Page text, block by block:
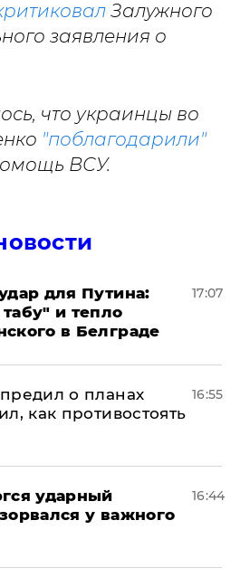
Залужного
заявления о
что украинцы во
"поблагодарили"
ВСУ.
для Путина:
и тепло
в Белграде
17:07
о планах
как противостоять
16:55
ударный
у важного
16:44